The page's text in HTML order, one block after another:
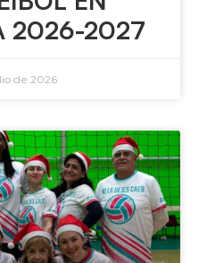
2026-2027
de 2026